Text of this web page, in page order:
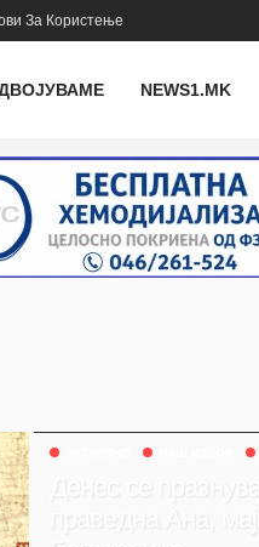
За Користење
NEWS1.MK